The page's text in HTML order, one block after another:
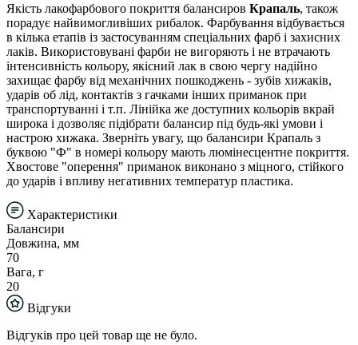
Якість лакофарбового покриття балансиров Крапаль, також
порадує найвимогливіших рибалок. Фарбування відбувається
в кілька етапів із застосуванням спеціальних фарб і захисних
лаків. Використовувані фарби не вигоряють і не втрачають
інтенсивність кольору, якісний лак в свою чергу надійно
захищає фарбу від механічних пошкоджень - зубів хижаків,
ударів об лід, контактів з гачками інших приманок при
транспортуванні і т.п. Лінійка же доступних кольорів вкрай
широка і дозволяє підібрати балансир під будь-які умови і
настрою хижака. Зверніть увагу, що балансири Крапаль з
буквою "Ф" в номері кольору мають люмінесцентне покриття.
Хвостове "оперення" приманок виконано з міцного, стійкого
до ударів і впливу негативних температур пластика.
Характеристики
Балансири
Довжина, мм
70
Вага, г
20
Відгуки
Відгуків про цей товар ще не було.